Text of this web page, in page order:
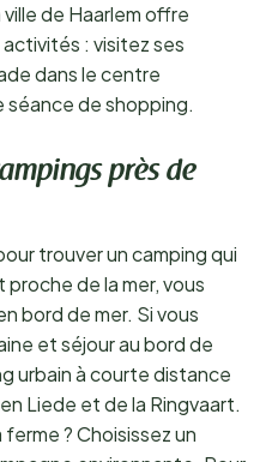
de Haarlem offre
: visitez ses
dans le centre
séance de shopping.
près de
trouver un camping qui
de la mer, vous
bord de mer. Si vous
et séjour au bord de
urbain à courte distance
Liede et de la Ringvaart.
ferme ? Choisissez un